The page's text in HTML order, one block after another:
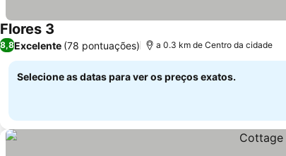
Flores 3
8,8Excelente (78 pontuações) a 0.3 km de Centro da cidade
Selecione as datas para ver os preços exatos.